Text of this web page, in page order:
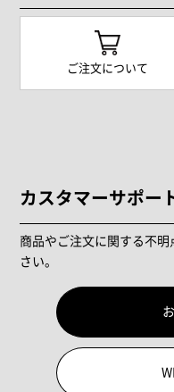
ご注文について
カスタマーサポー
商品やご注文に関する不
さい。